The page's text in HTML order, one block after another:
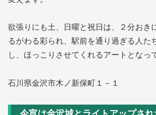
欲張りにも土、日曜と祝日は、２分おき
るがわる彩られ、駅前を通り過ぎる人た
し、ほっこりさせてくれるアートとなっ
石川県金沢市木ノ新保町１－１